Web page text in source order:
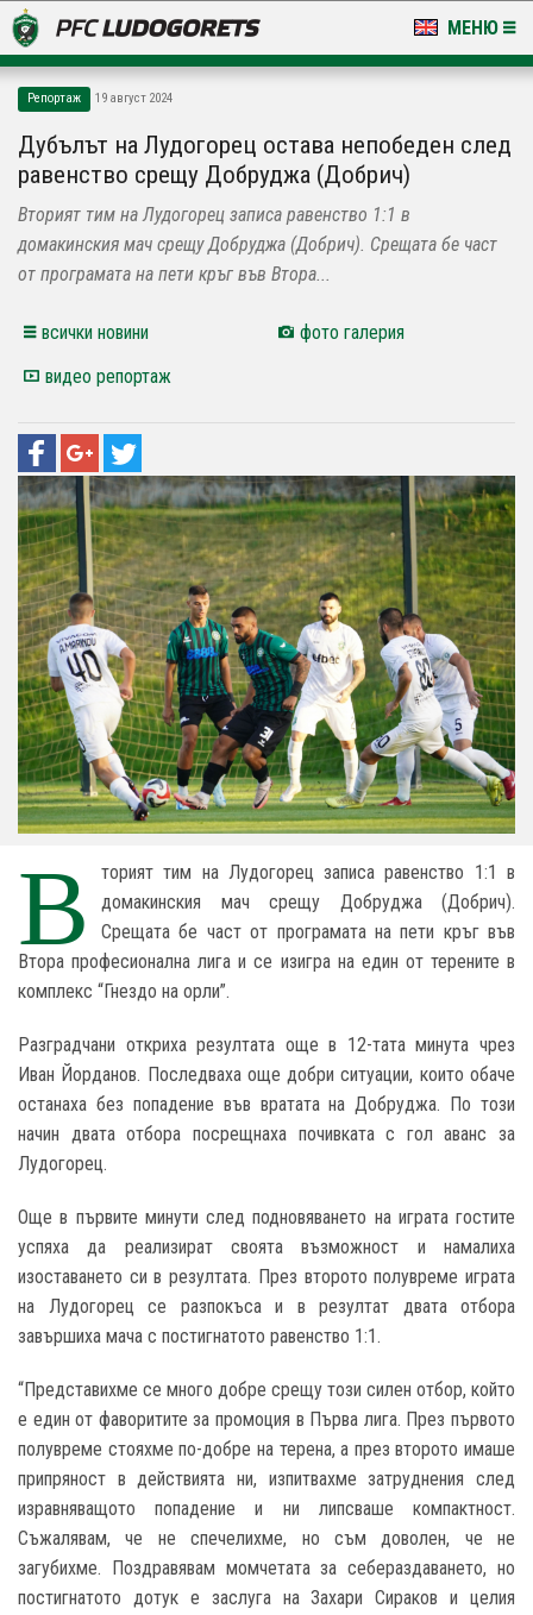
МЕНЮ
LUDOGORETS TV
НА ТЕРЕНА
СТАДИОН & БАЗИ
Репортаж 19 август 2024
Дубълът на Лудогорец остава непобеден след
равенство срещу Добруджа (Добрич)
Вторият тим на Лудогорец записа равенство 1:1 в
домакинския мач срещу Добруджа (Добрич). Срещата бе част
от програмата на пети кръг във Втора...
всички новини
фото галерия
видео репортаж
В
торият тим на Лудогорец записа равенство 1:1 в
домакинския мач срещу Добруджа (Добрич).
Срещата бе част от програмата на пети кръг във
Втора професионална лига и се изигра на един от терените в
комплекс “Гнездо на орли”.
Разградчани откриха резултата още в 12-тата минута чрез
Иван Йорданов. Последваха още добри ситуации, които обаче
останаха без попадение във вратата на Добруджа. По този
начин двата отбора посрещнаха почивката с гол аванс за
Лудогорец.
Още в първите минути след подновяването на играта гостите
успяха да реализират своята възможност и намалиха
изоставането си в резултата. През второто полувреме играта
на Лудогорец се разпокъса и в резултат двата отбора
завършиха мача с постигнатото равенство 1:1.
“Представихме се много добре срещу този силен отбор, който
е един от фаворитите за промоция в Първа лига. През първото
полувреме стояхме по-добре на терена, а през второто имаше
припряност в действията ни, изпитвахме затруднения след
изравняващото попадение и ни липсваше компактност.
Съжалявам, че не спечелихме, но съм доволен, че не
загубихме. Поздравявам момчетата за себераздаването, но
постигнатото дотук е заслуга на Захари Сираков и целия